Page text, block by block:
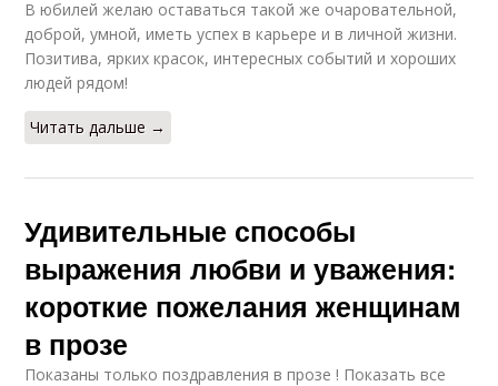
В юбилей желаю оставаться такой же очаровательной,
доброй, умной, иметь успех в карьере и в личной жизни.
Позитива, ярких красок, интересных событий и хороших
людей рядом!
Читать дальше →
Удивительные способы
выражения любви и уважения:
короткие пожелания женщинам
в прозе
Показаны только поздравления в прозе ! Показать все